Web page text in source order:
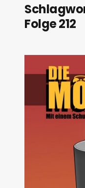
Folge 212